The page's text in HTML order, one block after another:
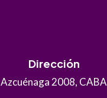
Dirección
Azcuénaga 2008, CABA